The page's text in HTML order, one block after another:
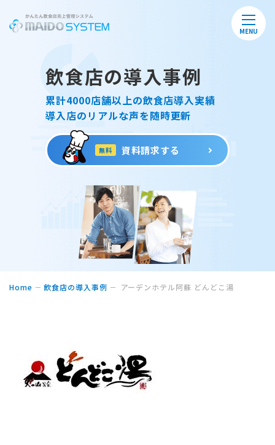
MENU
飲食店の導入事例
累計4000店舗以上の飲食店導入実績
導入店のリアルな声を随時更新
無料 資料請求する
Home 飲食店の導入事例 アーデンホテル阿蘇 どんどこ湯